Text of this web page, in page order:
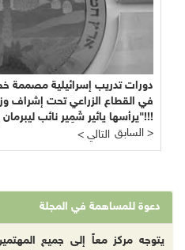
دورات تدريب إسرائيلية مصممة
في القطاع الزراعي تحت إشراف
يرأسها يائير شَمِير نائب ليبرمان رئيس "إسرائيل بيتنا"!!!
< التالي
السابق >
دعوة للمساهمة في المجلة
يتوجه مركز معاً إلى جميع المهتمين